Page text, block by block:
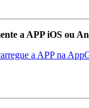
a APP iOS ou